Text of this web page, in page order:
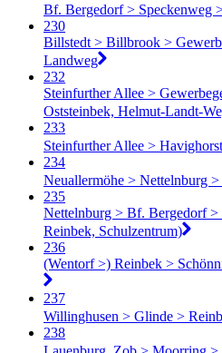
Bf. Bergedorf > Speckenweg
230
Billstedt > Billbrook >
Landweg
232
Steinfurther Allee >
Oststeinbek, Helmut-Landt-
233
Steinfurther Allee >
234
Neuallermöhe > Nettelnburg
235
Nettelnburg > Bf. Bergedorf
Reinbek, Schulzentrum)
236
(Wentorf >) Reinbek >
237
Willinghusen > Glinde >
238